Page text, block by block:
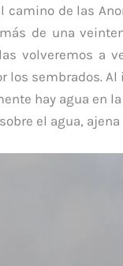
camino de las
de una
volveremos a
los sembrados.
hay agua en
el agua,